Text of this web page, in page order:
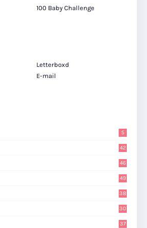
100 Baby Challenge
Letterboxd
E-mail
5
42
46
49
38
30
37